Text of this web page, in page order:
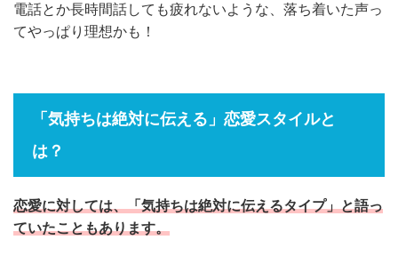
電話とか長時間話しても疲れないような、落ち着いた声っ
てやっぱり理想かも！
「気持ちは絶対に伝える」恋愛スタイルと
は？
恋愛に対しては、「気持ちは絶対に伝えるタイプ」と語っ
ていたこともあります。